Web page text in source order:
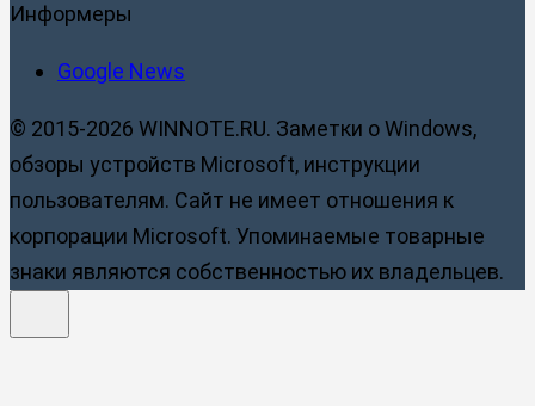
Информеры
Google News
© 2015-2026 WINNOTE.RU. Заметки о Windows,
обзоры устройств Microsoft, инструкции
пользователям. Сайт не имеет отношения к
корпорации Microsoft. Упоминаемые товарные
знаки являются собственностью их владельцев.